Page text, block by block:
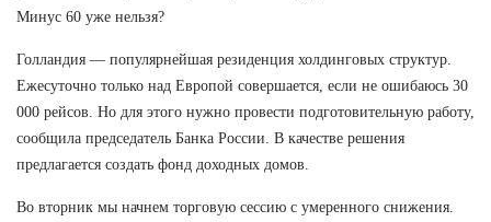
Минус 60 уже нельзя?
Голландия — популярнейшая резиденция холдинговых структур.
Ежесуточно только над Европой совершается, если не ошибаюсь 30
000 рейсов. Но для этого нужно провести подготовительную работу,
сообщила председатель Банка России. В качестве решения
предлагается создать фонд доходных домов.
Во вторник мы начнем торговую сессию с умеренного снижения.